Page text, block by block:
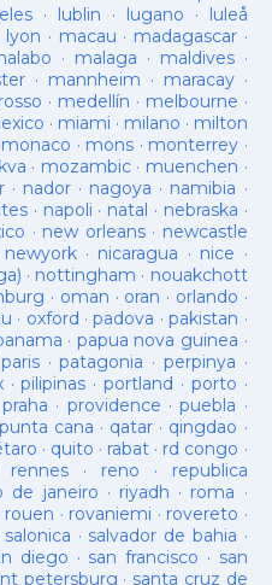
· lublin · lugano · luleå
lyon · macau · madagascar·
· malaga · maldives·
· mannheim · maracay·
· medellín · melbourne ·
· miami · milano · milton
monaco · mons · monterrey ·
· mozambic· muenchen ·
· nador · nagoya · namibia ·
· napoli · natal · nebraska ·
· new orleans· newcastle
newyork· nicaragua · nice ·
· nottingham · nouakchott
· oman · oran · orlando ·
· oxford ·padova ·pakistan ·
· papua nova guinea ·
paris·patagonia · perpinya ·
·pilipinas ·portland · porto ·
praha · providence ·puebla ·
punta cana · qatar · qingdao ·
· quito · rabat · rd congo ·
rennes · reno · republica
de janeiro · riyadh · roma ·
rouen · rovaniemi · rovereto ·
salonica · salvador de bahia ·
diego · san francisco · san
petersburg · santa cruz de